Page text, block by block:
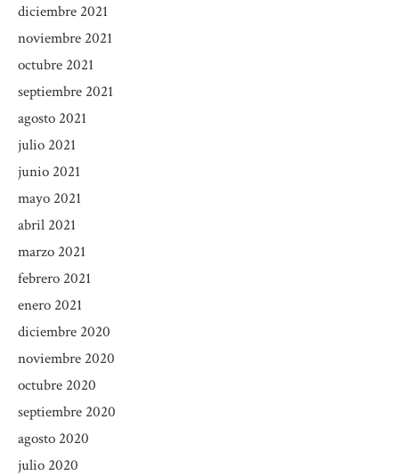
diciembre 2021
noviembre 2021
octubre 2021
septiembre 2021
agosto 2021
julio 2021
junio 2021
mayo 2021
abril 2021
marzo 2021
febrero 2021
enero 2021
diciembre 2020
noviembre 2020
octubre 2020
septiembre 2020
agosto 2020
julio 2020